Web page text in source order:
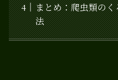
まとめ：爬虫類の
法